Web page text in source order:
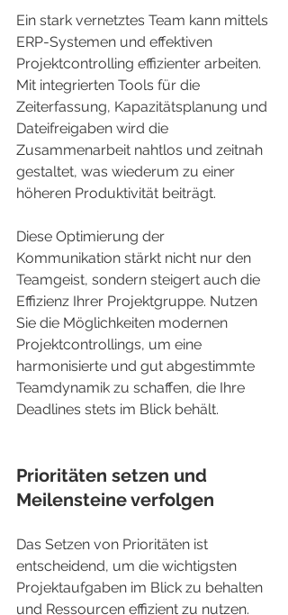
Ein stark vernetztes Team kann mittels
ERP-Systemen und effektiven
Projektcontrolling effizienter arbeiten.
Mit integrierten Tools für die
Zeiterfassung, Kapazitätsplanung und
Dateifreigaben wird die
Zusammenarbeit nahtlos und zeitnah
gestaltet, was wiederum zu einer
höheren Produktivität beiträgt.
Diese Optimierung der
Kommunikation stärkt nicht nur den
Teamgeist, sondern steigert auch die
Effizienz Ihrer Projektgruppe. Nutzen
Sie die Möglichkeiten modernen
Projektcontrollings, um eine
harmonisierte und gut abgestimmte
Teamdynamik zu schaffen, die Ihre
Deadlines stets im Blick behält.
Prioritäten setzen und
Meilensteine verfolgen
Das Setzen von Prioritäten ist
entscheidend, um die wichtigsten
Projektaufgaben im Blick zu behalten
und Ressourcen effizient zu nutzen.